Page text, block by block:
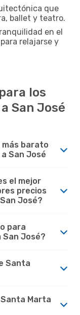
que
ballet y teatro.
en el
relajarse y
los
San José
más barato
San José
el mejor
precios
José?
para
San José?
Santa
Marta